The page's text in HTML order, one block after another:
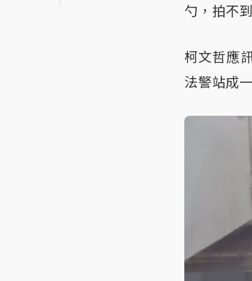
勺，拍不
柯文哲應
法警站成